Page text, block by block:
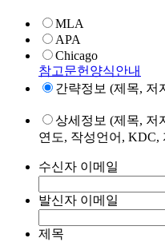
MLA
APA
Chicago
참고문헌양식안내
간략정보 (제목, 저
상세정보 (제목, 저
연도, 작성언어, KDC,
수신자 이메일
발신자 이메일
제목